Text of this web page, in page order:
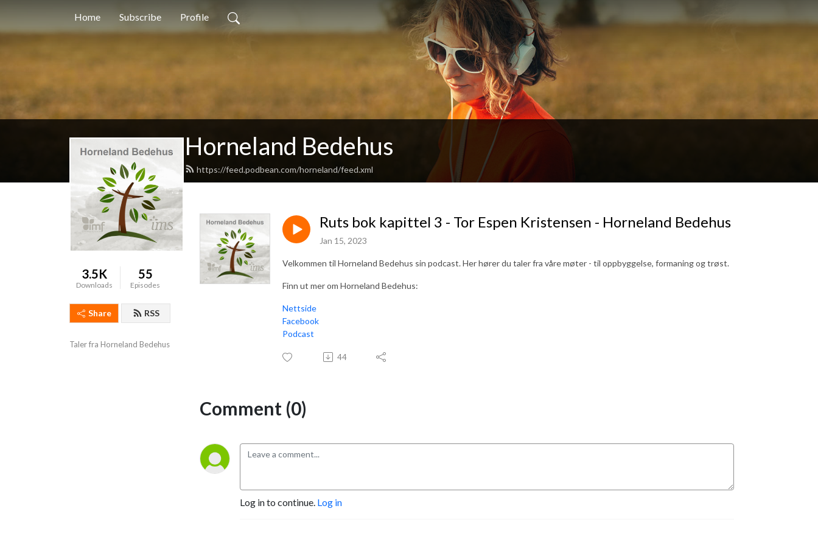
Home Subscribe Profile
Horneland Bedehus
https://feed.podbean.com/horneland/feed.xml
3.5K
Downloads
55
Episodes
Share RSS
Taler fra Horneland Bedehus
Ruts bok kapittel 3 - Tor Espen Kristensen - Horneland Bedehus
Jan 15, 2023
Velkommen til Horneland Bedehus sin podcast. Her hører du taler fra våre møter - til oppbyggelse, formaning og trøst.
Finn ut mer om Horneland Bedehus:
Nettside
Facebook
Podcast
44
Comment (0)
Log in to continue. Log in